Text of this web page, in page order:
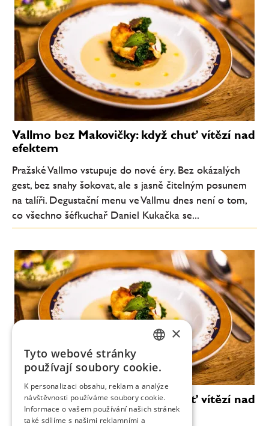
Vallmo bez Makovičky: když chuť vítězí nad
efektem
Pražské Vallmo vstupuje do nové éry. Bez okázalých
gest, bez snahy šokovat, ale s jasně čitelným posunem
na talíři. Degustační menu ve Vallmu dnes není o tom,
co všechno šéfkuchař Daniel Kukačka se...
Vallmo bez Makovičky: když chuť vítězí nad
efektem
ENGLISH
×
Tyto webové stránky
používají soubory cookie.
K personalizaci obsahu, reklam a analýze
návštěvnosti používáme soubory cookie.
Informace o vašem používání našich stránek
také sdílíme s našimi reklamními a